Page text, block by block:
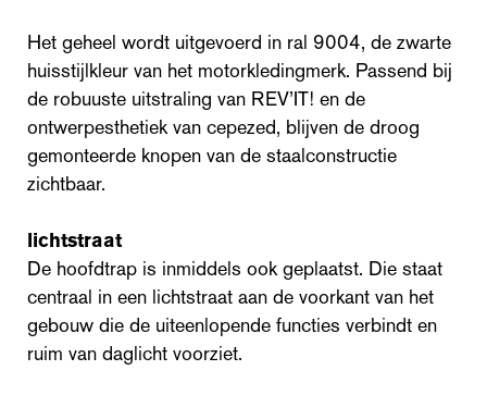
Het geheel wordt uitgevoerd in ral 9004, de zwarte
huisstijlkleur van het motorkledingmerk. Passend bij
de robuuste uitstraling van REV’IT! en de
ontwerpesthetiek van cepezed, blijven de droog
gemonteerde knopen van de staalconstructie
zichtbaar.
lichtstraat
De hoofdtrap is inmiddels ook geplaatst. Die staat
centraal in een lichtstraat aan de voorkant van het
gebouw die de uiteenlopende functies verbindt en
ruim van daglicht voorziet.